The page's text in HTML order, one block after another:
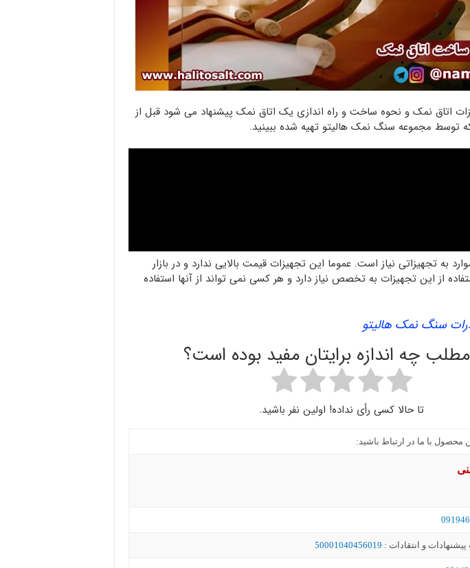
اتاق نمک و نحوه ساخت و راه اندازی یک اتاق نمک پیشنهاد می شود قبل از
که توسط مجموعه سنگ نمک هالیتو تهیه شده ببینید.
به تجهیزاتی نیاز است. عموما این تجهیزات قیمت بالایی ندارد و در بازار
از این تجهیزات به تخصص نیاز دارد و هر کسی نمی تواند از آنها استفاده
سنگ نمک هالیتو
چه اندازه برایتان مفید بوده است؟
تا حالا کسی رأی نداده! اولین نفر باشید.
با ما در ارتباط باشید:
و انتقادات : 50001040456019